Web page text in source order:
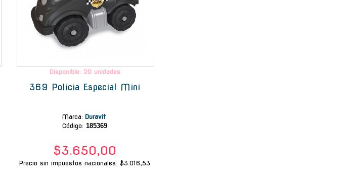
Disponible: 20 unidades
369 Policia Especial Mini
Marca: Duravit
Código: 185369
$3.650,00
Precio sin impuestos nacionales: $3.016,53